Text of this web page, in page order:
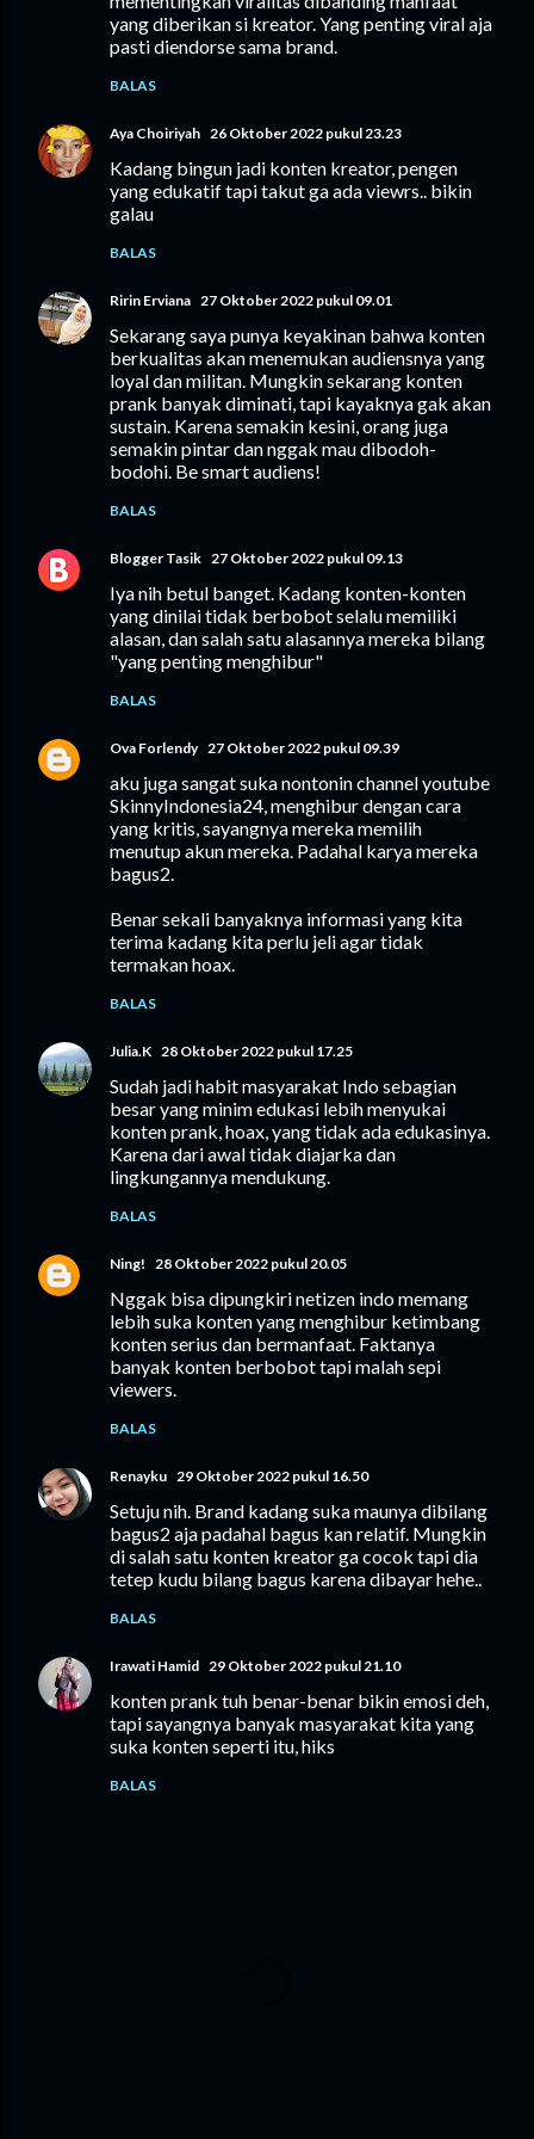
yang diberikan si kreator. Yang penting viral aja
pasti diendorse sama brand.
BALAS
Aya Choiriyah 26 Oktober 2022 pukul 23.23
Kadang bingun jadi konten kreator, pengen
yang edukatif tapi takut ga ada viewrs.. bikin
galau
BALAS
Ririn Erviana 27 Oktober 2022 pukul 09.01
Sekarang saya punya keyakinan bahwa konten
berkualitas akan menemukan audiensnya yang
loyal dan militan. Mungkin sekarang konten
prank banyak diminati, tapi kayaknya gak akan
sustain. Karena semakin kesini, orang juga
semakin pintar dan nggak mau dibodoh-
bodohi. Be smart audiens!
BALAS
Blogger Tasik 27 Oktober 2022 pukul 09.13
Iya nih betul banget. Kadang konten-konten
yang dinilai tidak berbobot selalu memiliki
alasan, dan salah satu alasannya mereka bilang
"yang penting menghibur"
BALAS
Ova Forlendy 27 Oktober 2022 pukul 09.39
aku juga sangat suka nontonin channel youtube
SkinnyIndonesia24, menghibur dengan cara
yang kritis, sayangnya mereka memilih
menutup akun mereka. Padahal karya mereka
bagus2.
Benar sekali banyaknya informasi yang kita
terima kadang kita perlu jeli agar tidak
termakan hoax.
BALAS
Julia.K 28 Oktober 2022 pukul 17.25
Sudah jadi habit masyarakat Indo sebagian
besar yang minim edukasi lebih menyukai
konten prank, hoax, yang tidak ada edukasinya.
Karena dari awal tidak diajarka dan
lingkungannya mendukung.
BALAS
Ning! 28 Oktober 2022 pukul 20.05
Nggak bisa dipungkiri netizen indo memang
lebih suka konten yang menghibur ketimbang
konten serius dan bermanfaat. Faktanya
banyak konten berbobot tapi malah sepi
viewers.
BALAS
Renayku 29 Oktober 2022 pukul 16.50
Setuju nih. Brand kadang suka maunya dibilang
bagus2 aja padahal bagus kan relatif. Mungkin
di salah satu konten kreator ga cocok tapi dia
tetep kudu bilang bagus karena dibayar hehe..
BALAS
Irawati Hamid 29 Oktober 2022 pukul 21.10
konten prank tuh benar-benar bikin emosi deh,
tapi sayangnya banyak masyarakat kita yang
suka konten seperti itu, hiks
BALAS